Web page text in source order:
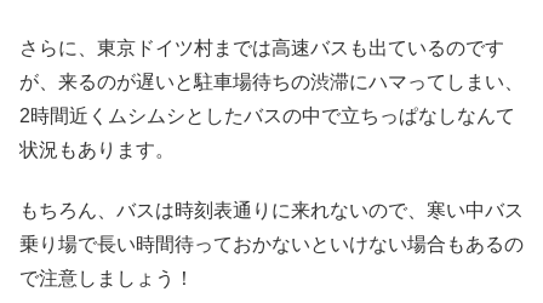
さらに、東京ドイツ村までは高速バスも出ているのです
が、来るのが遅いと駐車場待ちの渋滞にハマってしまい、
2時間近くムシムシとしたバスの中で立ちっぱなしなんて
状況もあります。
もちろん、バスは時刻表通りに来れないので、寒い中バス
乗り場で長い時間待っておかないといけない場合もあるの
で注意しましょう！